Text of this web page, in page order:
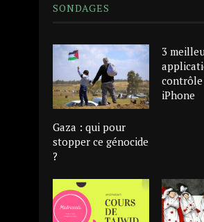
SONDAGES
Gaza : qui pour
stopper ce génocide
?
3
iPhone